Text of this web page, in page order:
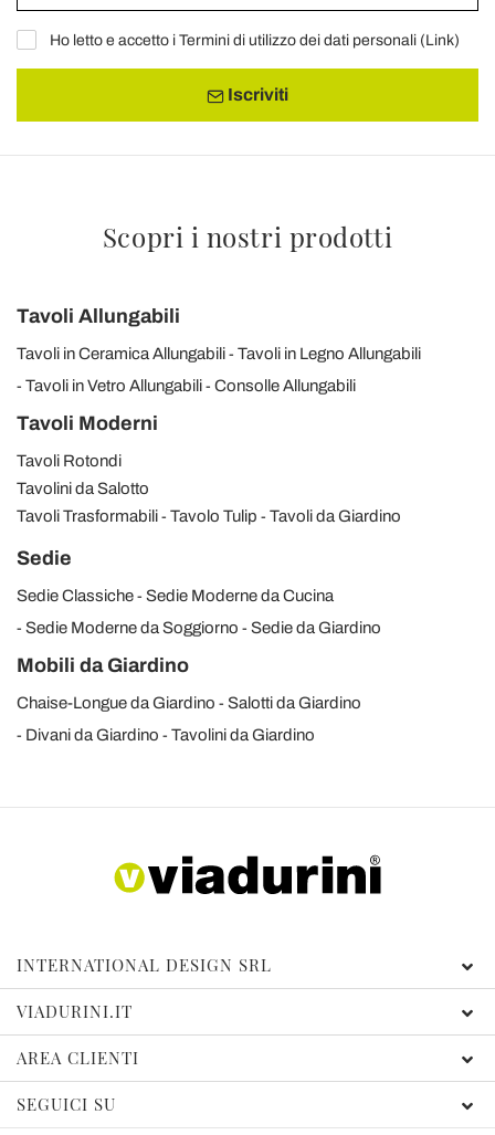
Ho letto e accetto i Termini di utilizzo dei dati personali (Link)
Iscriviti
Scopri i nostri prodotti
Tavoli Allungabili
Tavoli in Ceramica Allungabili
Tavoli in Legno Allungabili
Tavoli in Vetro Allungabili
Consolle Allungabili
Tavoli Moderni
Tavoli Rotondi
Tavolini da Salotto
Tavoli Trasformabili
Tavolo Tulip Tavoli da Giardino
Sedie
Sedie Classiche
Sedie Moderne da Cucina
Sedie Moderne da Soggiorno
Sedie da Giardino
Mobili da Giardino
Chaise-Longue da Giardino
Salotti da Giardino
Divani da Giardino
Tavolini da Giardino
INTERNATIONAL DESIGN SRL
VIADURINI.IT
AREA CLIENTI
SEGUICI SU